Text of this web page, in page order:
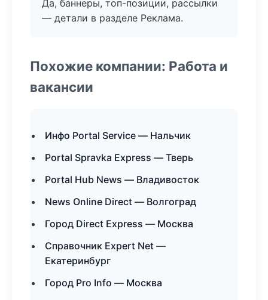
Да, баннеры, топ-позиции, рассылки
— детали в разделе Реклама.
Похожие компании: Работа и
вакансии
Инфо Portal Service — Нальчик
Portal Spravka Express — Тверь
Portal Hub News — Владивосток
News Online Direct — Волгоград
Город Direct Express — Москва
Справочник Expert Net —
Екатеринбург
Город Pro Info — Москва